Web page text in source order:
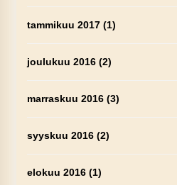
tammikuu 2017(1)
joulukuu 2016(2)
marraskuu 2016(3)
syyskuu 2016(2)
elokuu 2016(1)